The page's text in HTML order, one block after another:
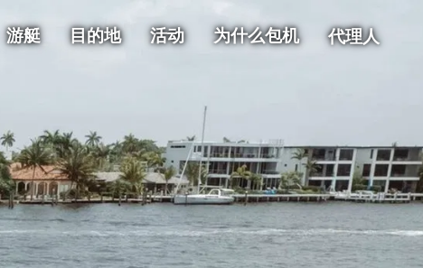
游艇 目的地 活动 为什么包机 代理人